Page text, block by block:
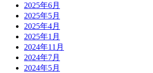
2025年6月
2025年5月
2025年4月
2025年1月
2024年11月
2024年7月
2024年5月